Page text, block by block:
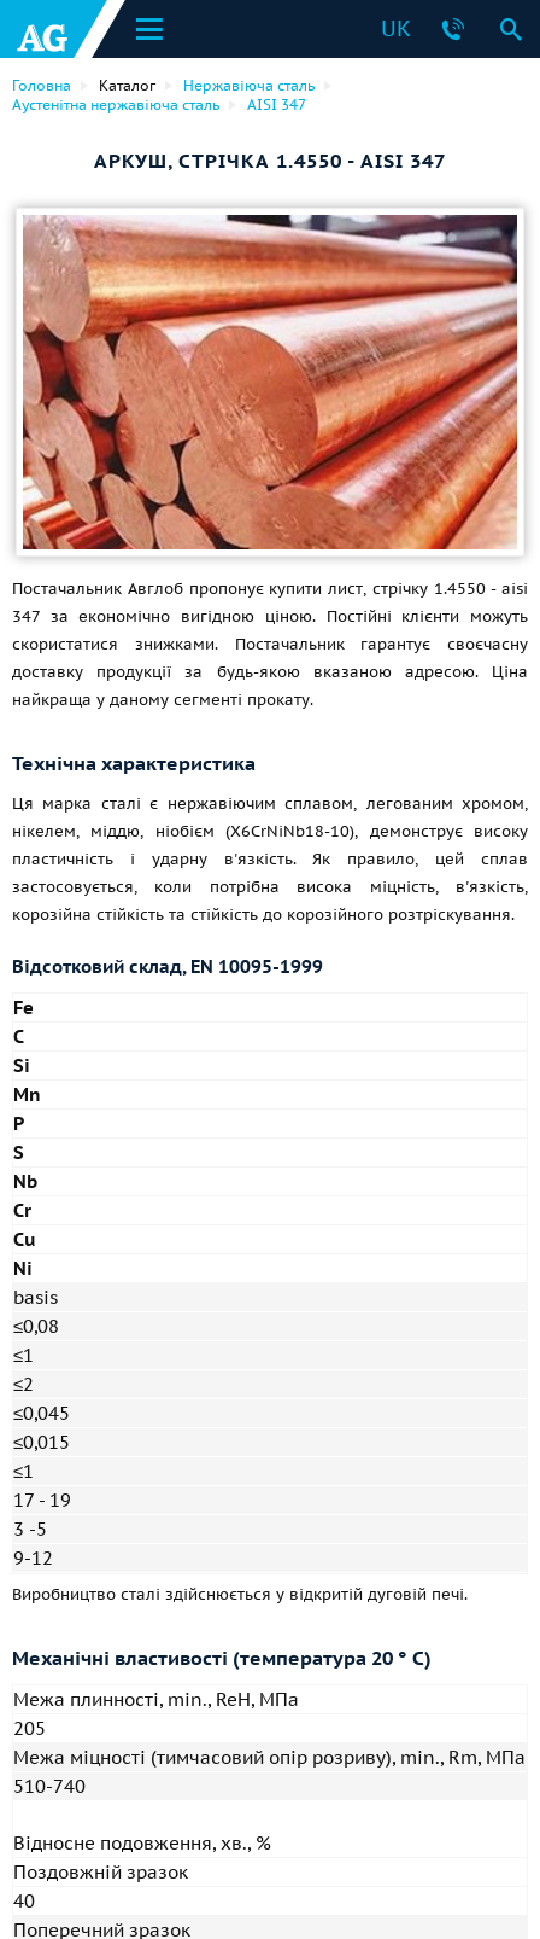
UK
Головна Каталог
Нержавіюча сталь
Аустенітна нержавіюча сталь
AISI 347
АРКУШ, СТРІЧКА 1.4550 - AISI 347
Постачальник Авглоб пропонує купити лист, стрічку 1.4550 - aisi
347 за економічно вигідною ціною. Постійні клієнти можуть
скористатися знижками. Постачальник гарантує своєчасну
доставку продукції за будь-якою вказаною адресою. Ціна
найкраща у даному сегменті прокату.
Технічна характеристика
Ця марка сталі є нержавіючим сплавом, легованим хромом,
нікелем, міддю, ніобієм (X6CrNiNb18-10), демонструє високу
пластичність і ударну в'язкість. Як правило, цей сплав
застосовується, коли потрібна висока міцність, в'язкість,
корозійна стійкість та стійкість до корозійного розтріскування.
Відсотковий склад, EN 10095-1999
Fe
C
Si
Mn
P
S
Nb
Cr
Cu
Ni
basis
≤0,08
≤1
≤2
≤0,045
≤0,015
≤1
17 - 19
3 -5
9-12
Виробництво сталі здійснюється у відкритій дуговій печі.
Механічні властивості (температура 20 ° С)
Межа плинності, min., ReH, МПа
205
Межа міцності (тимчасовий опір розриву), min., Rm, МПа
510-740
Відносне подовження, хв., %
Поздовжній зразок
40
Поперечний зразок